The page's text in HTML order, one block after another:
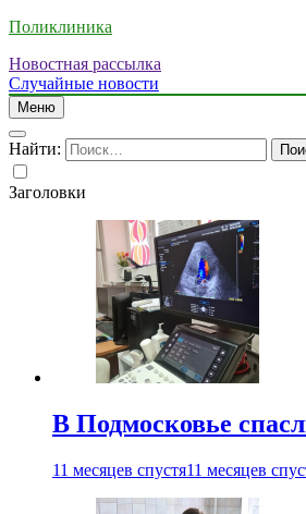
Поликлиника
Новостная рассылка
Случайные новости
Меню
Найти:
Заголовки
В Подмосковье
11 месяцев спустя11 месяцев